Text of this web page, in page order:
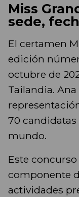
Miss
sede,
El certamen
edición
octubre de
Tailandia.
70
mundo.
Este
componente
actividades